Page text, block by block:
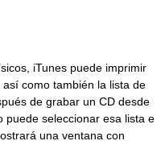
iTunes puede imprimir
como también la lista de
de grabar un CD desde
puede seleccionar esa lista e
una ventana con